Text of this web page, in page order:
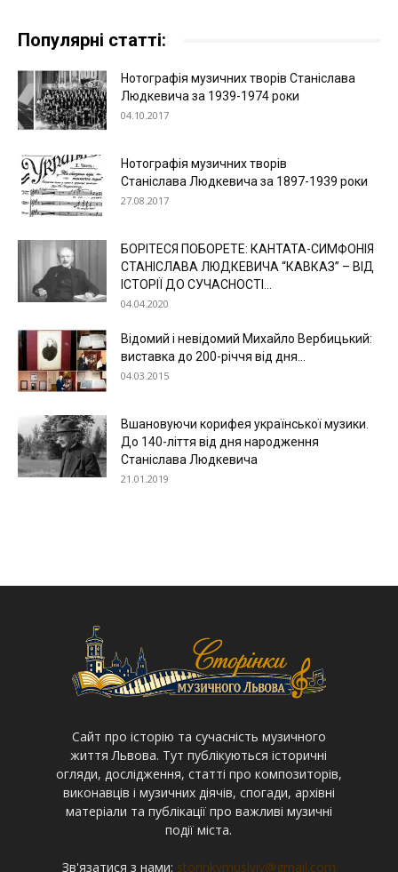
Популярні статті:
Нотографія музичних творів Станіслава
Людкевича за 1939-1974 роки
04.10.2017
Нотографія музичних творів
Станіслава Людкевича за 1897-1939 роки
27.08.2017
БОРІТЕСЯ ПОБОРЕТЕ: КАНТАТА-СИМФОНІЯ
СТАНІСЛАВА ЛЮДКЕВИЧА “КАВКАЗ” – ВІД
ІСТОРІЇ ДО СУЧАСНОСТІ...
04.04.2020
Відомий і невідомий Михайло Вербицький:
виставка до 200-річчя від дня...
04.03.2015
Вшановуючи корифея української музики.
До 140-ліття від дня народження
Станіслава Людкевича
21.01.2019
Cайт про історію та сучасність музичного
життя Львова. Тут публікуються історичні
огляди, дослідження, статті про композиторів,
виконавців і музичних діячів, спогади, архівні
матеріали та публікації про важливі музичні
події міста.
Зв'язатися з нами: storinkymuslviv@gmail.com